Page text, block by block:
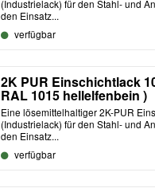
(Industrielack) für den Stahl- und
den Einsatz...
verfügbar
2K PUR Einschichtlack
RAL 1015 hellelfenbein )
Eine lösemittelhaltiger 2K-PUR
(Industrielack) für den Stahl- und
den Einsatz...
verfügbar